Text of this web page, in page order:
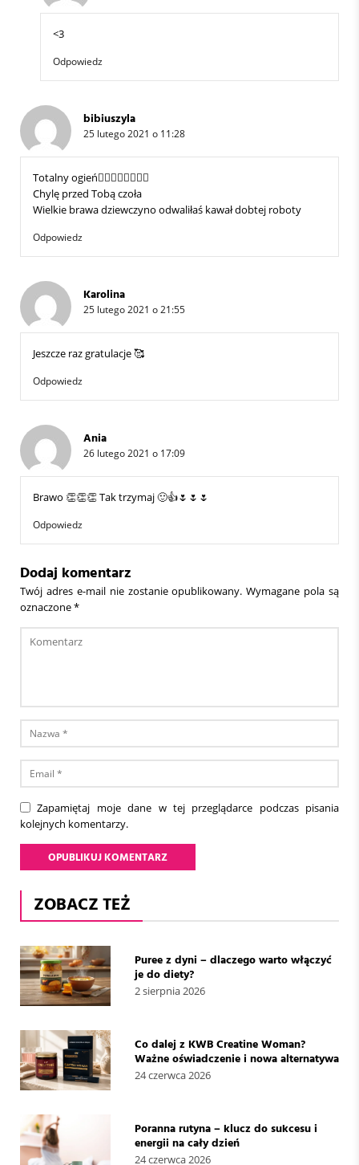
<3
Odpowiedz
bibiuszyla
25 lutego 2021 o 11:28
Totalny ogień👍🏻👍🏻👍🏻👍🏻
Chylę przed Tobą czoła
Wielkie brawa dziewczyno odwaliłaś kawał dobtej roboty
Odpowiedz
Karolina
25 lutego 2021 o 21:55
Jeszcze raz gratulacje 🥰
Odpowiedz
Ania
26 lutego 2021 o 17:09
Brawo 👏👏👏 Tak trzymaj 🙂👍🌷🌷🌷
Odpowiedz
Dodaj komentarz
Twój adres e-mail nie zostanie opublikowany. Wymagane pola są
oznaczone*
Zapamiętaj moje dane w tej przeglądarce podczas pisania
kolejnych komentarzy.
ZOBACZ TEŻ
Puree z dyni – dlaczego warto włączyć
je do diety?
2 sierpnia 2026
Co dalej z KWB Creatine Woman?
Ważne oświadczenie i nowa alternatywa
24 czerwca 2026
Poranna rutyna – klucz do sukcesu i
energii na cały dzień
24 czerwca 2026